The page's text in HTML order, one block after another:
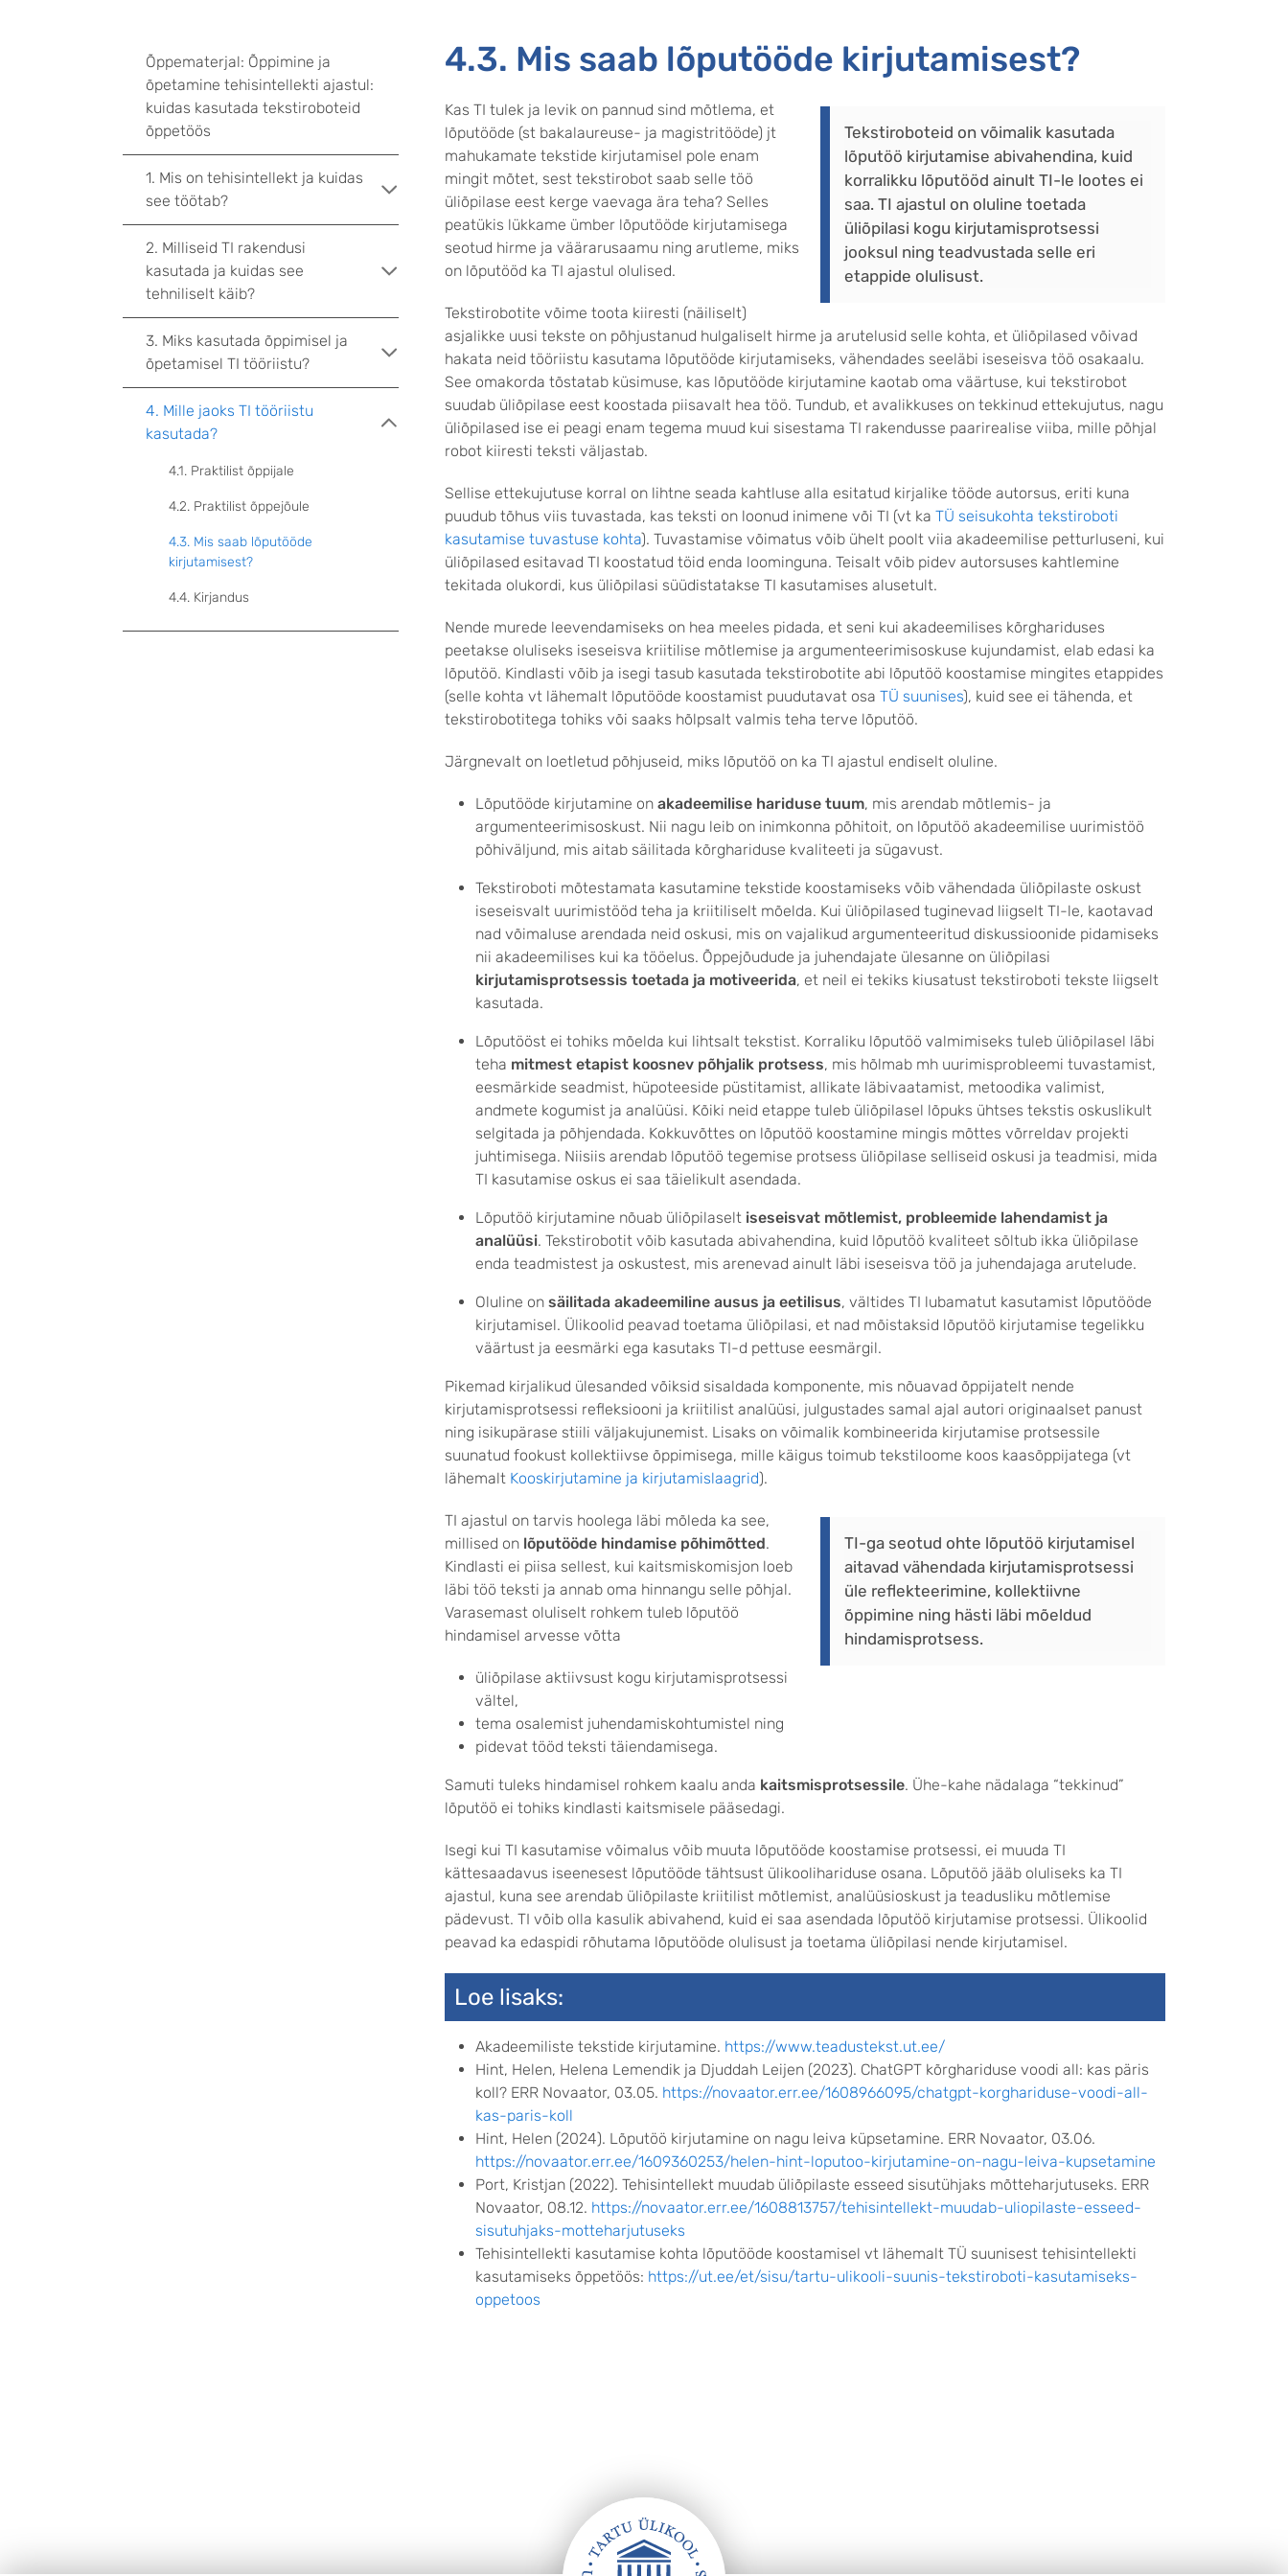
4.3. Mis saab lõputööde kirjutamisest?
Tekstiroboteid on võimalik kasutada
lõputöö kirjutamise abivahendina, kuid
korralikku lõputööd ainult TI-le lootes ei
saa. TI ajastul on oluline toetada
üliõpilasi kogu kirjutamisprotsessi
jooksul ning teadvustada selle eri
etappide olulisust.
Kas TI tulek ja levik on pannud sind mõtlema, et
lõputööde (st bakalaureuse- ja magistritööde) jt
mahukamate tekstide kirjutamisel pole enam
mingit mõtet, sest tekstirobot saab selle töö
üliõpilase eest kerge vaevaga ära teha? Selles
peatükis lükkame ümber lõputööde kirjutamisega
seotud hirme ja väärarusaamu ning arutleme, miks
on lõputööd ka TI ajastul olulised.
Tekstirobotite võime toota kiiresti (näiliselt)
asjalikke uusi tekste on põhjustanud hulgaliselt hirme ja arutelusid selle kohta, et üliõpilased võivad
hakata neid tööriistu kasutama lõputööde kirjutamiseks, vähendades seeläbi iseseisva töö osakaalu.
See omakorda tõstatab küsimuse, kas lõputööde kirjutamine kaotab oma väärtuse, kui tekstirobot
suudab üliõpilase eest koostada piisavalt hea töö. Tundub, et avalikkuses on tekkinud ettekujutus, nagu
üliõpilased ise ei peagi enam tegema muud kui sisestama TI rakendusse paarirealise viiba, mille põhjal
robot kiiresti teksti väljastab.
Sellise ettekujutuse korral on lihtne seada kahtluse alla esitatud kirjalike tööde autorsus, eriti kuna
puudub tõhus viis tuvastada, kas teksti on loonud inimene või TI (vt ka TÜ seisukohta tekstiroboti
kasutamise tuvastuse kohta). Tuvastamise võimatus võib ühelt poolt viia akadeemilise petturluseni, kui
üliõpilased esitavad TI koostatud töid enda loominguna. Teisalt võib pidev autorsuses kahtlemine
tekitada olukordi, kus üliõpilasi süüdistatakse TI kasutamises alusetult.
Nende murede leevendamiseks on hea meeles pidada, et seni kui akadeemilises kõrghariduses
peetakse oluliseks iseseisva kriitilise mõtlemise ja argumenteerimisoskuse kujundamist, elab edasi ka
lõputöö. Kindlasti võib ja isegi tasub kasutada tekstirobotite abi lõputöö koostamise mingites etappides
(selle kohta vt lähemalt lõputööde koostamist puudutavat osa TÜ suunises), kuid see ei tähenda, et
tekstirobotitega tohiks või saaks hõlpsalt valmis teha terve lõputöö.
Järgnevalt on loetletud põhjuseid, miks lõputöö on ka TI ajastul endiselt oluline.
Lõputööde kirjutamine on akadeemilise hariduse tuum, mis arendab mõtlemis- ja
argumenteerimisoskust. Nii nagu leib on inimkonna põhitoit, on lõputöö akadeemilise uurimistöö
põhiväljund, mis aitab säilitada kõrghariduse kvaliteeti ja sügavust.
Tekstiroboti mõtestamata kasutamine tekstide koostamiseks võib vähendada üliõpilaste oskust
iseseisvalt uurimistööd teha ja kriitiliselt mõelda. Kui üliõpilased tuginevad liigselt TI-le, kaotavad
nad võimaluse arendada neid oskusi, mis on vajalikud argumenteeritud diskussioonide pidamiseks
nii akadeemilises kui ka tööelus. Õppejõudude ja juhendajate ülesanne on üliõpilasi
kirjutamisprotsessis toetada ja motiveerida, et neil ei tekiks kiusatust tekstiroboti tekste liigselt
kasutada.
Lõputööst ei tohiks mõelda kui lihtsalt tekstist. Korraliku lõputöö valmimiseks tuleb üliõpilasel läbi
teha mitmest etapist koosnev põhjalik protsess, mis hõlmab mh uurimisprobleemi tuvastamist,
eesmärkide seadmist, hüpoteeside püstitamist, allikate läbivaatamist, metoodika valimist,
andmete kogumist ja analüüsi. Kõiki neid etappe tuleb üliõpilasel lõpuks ühtses tekstis oskuslikult
selgitada ja põhjendada. Kokkuvõttes on lõputöö koostamine mingis mõttes võrreldav projekti
juhtimisega. Niisiis arendab lõputöö tegemise protsess üliõpilase selliseid oskusi ja teadmisi, mida
TI kasutamise oskus ei saa täielikult asendada.
Lõputöö kirjutamine nõuab üliõpilaselt iseseisvat mõtlemist, probleemide lahendamist ja
analüüsi. Tekstirobotit võib kasutada abivahendina, kuid lõputöö kvaliteet sõltub ikka üliõpilase
enda teadmistest ja oskustest, mis arenevad ainult läbi iseseisva töö ja juhendajaga arutelude.
Oluline on säilitada akadeemiline ausus ja eetilisus, vältides TI lubamatut kasutamist lõputööde
kirjutamisel. Ülikoolid peavad toetama üliõpilasi, et nad mõistaksid lõputöö kirjutamise tegelikku
väärtust ja eesmärki ega kasutaks TI-d pettuse eesmärgil.
Pikemad kirjalikud ülesanded võiksid sisaldada komponente, mis nõuavad õppijatelt nende
kirjutamisprotsessi refleksiooni ja kriitilist analüüsi, julgustades samal ajal autori originaalset panust
ning isikupärase stiili väljakujunemist. Lisaks on võimalik kombineerida kirjutamise protsessile
suunatud fookust kollektiivse õppimisega, mille käigus toimub tekstiloome koos kaasõppijatega (vt
lähemalt Kooskirjutamine ja kirjutamislaagrid).
TI-ga seotud ohte lõputöö kirjutamisel
aitavad vähendada kirjutamisprotsessi
üle reflekteerimine, kollektiivne
õppimine ning hästi läbi mõeldud
hindamisprotsess.
TI ajastul on tarvis hoolega läbi mõleda ka see,
millised on lõputööde hindamise põhimõtted.
Kindlasti ei piisa sellest, kui kaitsmiskomisjon loeb
läbi töö teksti ja annab oma hinnangu selle põhjal.
Varasemast oluliselt rohkem tuleb lõputöö
hindamisel arvesse võtta
üliõpilase aktiivsust kogu kirjutamisprotsessi
vältel,
tema osalemist juhendamiskohtumistel ning
pidevat tööd teksti täiendamisega.
Samuti tuleks hindamisel rohkem kaalu anda kaitsmisprotsessile. Ühe-kahe nädalaga “tekkinud”
lõputöö ei tohiks kindlasti kaitsmisele pääsedagi.
Isegi kui TI kasutamise võimalus võib muuta lõputööde koostamise protsessi, ei muuda TI
kättesaadavus iseenesest lõputööde tähtsust ülikoolihariduse osana. Lõputöö jääb oluliseks ka TI
ajastul, kuna see arendab üliõpilaste kriitilist mõtlemist, analüüsioskust ja teadusliku mõtlemise
pädevust. TI võib olla kasulik abivahend, kuid ei saa asendada lõputöö kirjutamise protsessi. Ülikoolid
peavad ka edaspidi rõhutama lõputööde olulisust ja toetama üliõpilasi nende kirjutamisel.
Loe lisaks:
Akadeemiliste tekstide kirjutamine. https://www.teadustekst.ut.ee/
Hint, Helen, Helena Lemendik ja Djuddah Leijen (2023). ChatGPT kõrghariduse voodi all: kas päris
koll? ERR Novaator, 03.05. https://novaator.err.ee/1608966095/chatgpt-korghariduse-voodi-all-
kas-paris-koll
Hint, Helen (2024). Lõputöö kirjutamine on nagu leiva küpsetamine. ERR Novaator, 03.06.
https://novaator.err.ee/1609360253/helen-hint-loputoo-kirjutamine-on-nagu-leiva-kupsetamine
Port, Kristjan (2022). Tehisintellekt muudab üliõpilaste esseed sisutühjaks mõtteharjutuseks. ERR
Novaator, 08.12. https://novaator.err.ee/1608813757/tehisintellekt-muudab-uliopilaste-esseed-
sisutuhjaks-motteharjutuseks
Tehisintellekti kasutamise kohta lõputööde koostamisel vt lähemalt TÜ suunisest tehisintellekti
kasutamiseks õppetöös: https://ut.ee/et/sisu/tartu-ulikooli-suunis-tekstiroboti-kasutamiseks-
oppetoos
Õppematerjal: Õppimine ja
õpetamine tehisintellekti ajastul:
kuidas kasutada tekstiroboteid
õppetöös
1. Mis on tehisintellekt ja kuidas
see töötab?
2. Milliseid TI rakendusi
kasutada ja kuidas see
tehniliselt käib?
3. Miks kasutada õppimisel ja
õpetamisel TI tööriistu?
4. Mille jaoks TI tööriistu
kasutada?
4.1. Praktilist õppijale
4.2. Praktilist õppejõule
4.3. Mis saab lõputööde
kirjutamisest?
4.4. Kirjandus